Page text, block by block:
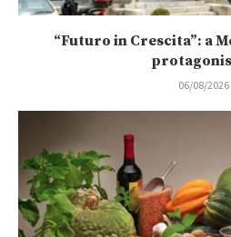
“Futuro in Crescita”: a
06/08/2026